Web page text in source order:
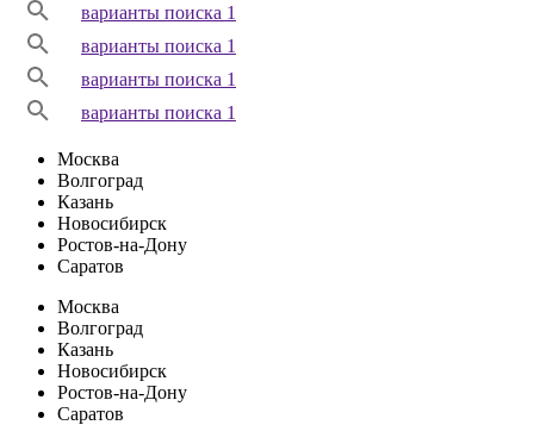
варианты поиска 1
варианты поиска 1
варианты поиска 1
варианты поиска 1
Москва
Волгоград
Казань
Новосибирск
Ростов-на-Дону
Саратов
Москва
Волгоград
Казань
Новосибирск
Ростов-на-Дону
Саратов